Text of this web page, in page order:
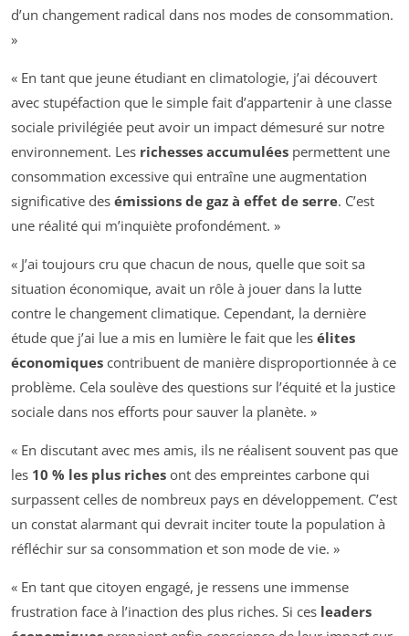
d’un changement radical dans nos modes de consommation.
»
« En tant que jeune étudiant en climatologie, j’ai découvert
avec stupéfaction que le simple fait d’appartenir à une classe
sociale privilégiée peut avoir un impact démesuré sur notre
environnement. Les richesses accumulées permettent une
consommation excessive qui entraîne une augmentation
significative des émissions de gaz à effet de serre. C’est
une réalité qui m’inquiète profondément. »
« J’ai toujours cru que chacun de nous, quelle que soit sa
situation économique, avait un rôle à jouer dans la lutte
contre le changement climatique. Cependant, la dernière
étude que j’ai lue a mis en lumière le fait que les élites
économiques contribuent de manière disproportionnée à ce
problème. Cela soulève des questions sur l’équité et la justice
sociale dans nos efforts pour sauver la planète. »
« En discutant avec mes amis, ils ne réalisent souvent pas que
les 10 % les plus riches ont des empreintes carbone qui
surpassent celles de nombreux pays en développement. C’est
un constat alarmant qui devrait inciter toute la population à
réfléchir sur sa consommation et son mode de vie. »
« En tant que citoyen engagé, je ressens une immense
frustration face à l’inaction des plus riches. Si ces leaders